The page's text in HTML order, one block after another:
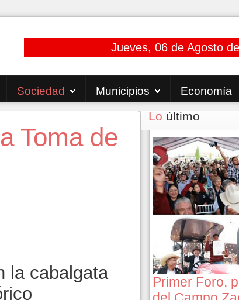
Jueves, 06 de Agosto
Sociedad Municipios Economía
Toma de
la cabalgata
Lo último
Primer Foro,